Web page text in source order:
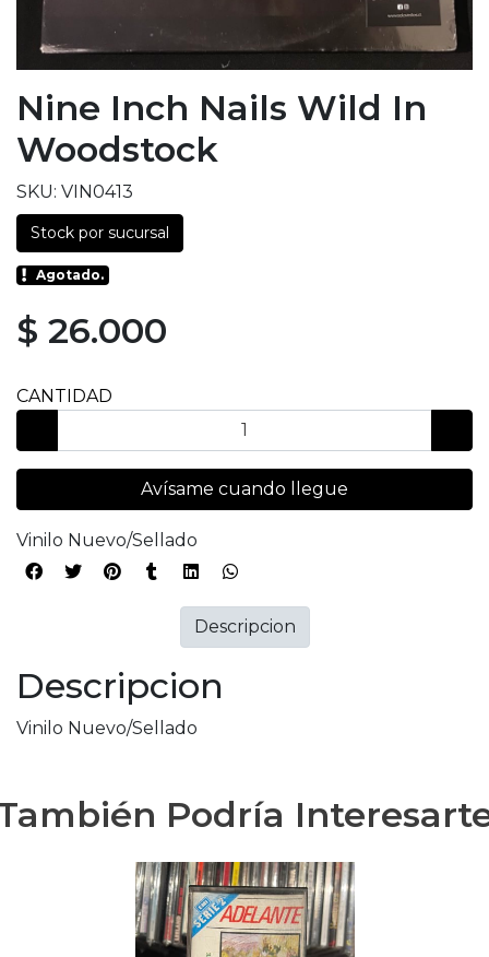
Nine Inch Nails Wild In
Woodstock
SKU: VIN0413
Stock por sucursal
Agotado.
$ 26.000
CANTIDAD
Avísame cuando llegue
Vinilo Nuevo/Sellado
Descripcion
Vinilo Nuevo/Sellado
Descripcion
Podría